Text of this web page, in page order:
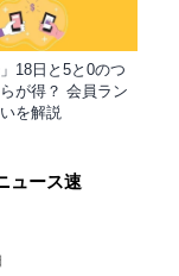
」18日と5と0のつ
が得？ 会員ラン
を解説
ュース速